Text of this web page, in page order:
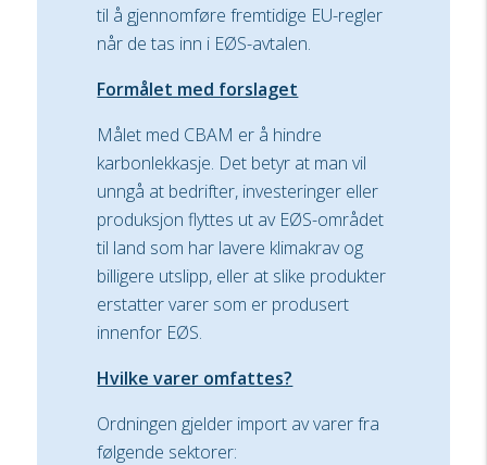
til å gjennomføre fremtidige EU-regler
når de tas inn i EØS-avtalen.
Formålet med forslaget
Målet med CBAM er å hindre
karbonlekkasje. Det betyr at man vil
unngå at bedrifter, investeringer eller
produksjon flyttes ut av EØS-området
til land som har lavere klimakrav og
billigere utslipp, eller at slike produkter
erstatter varer som er produsert
innenfor EØS.
Hvilke varer omfattes?
Ordningen gjelder import av varer fra
følgende sektorer: